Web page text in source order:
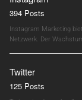
394 Posts
Instagram Marketing
Netzwerk. Der
Twitter
125 Posts